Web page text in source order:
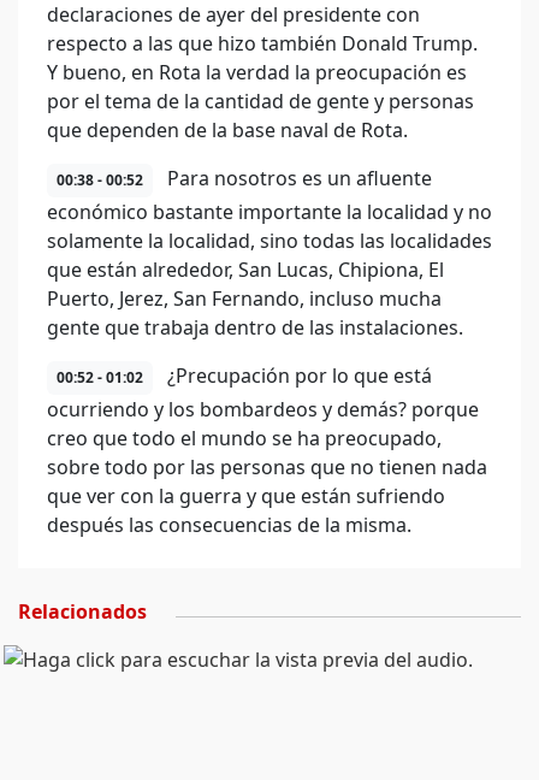
declaraciones de ayer del presidente con
respecto a las que hizo también Donald Trump.
Y bueno, en Rota la verdad la preocupación es
por el tema de la cantidad de gente y personas
que dependen de la base naval de Rota.
00:38 - 00:52
Para nosotros es un afluente
económico bastante importante la localidad y no
solamente la localidad, sino todas las localidades
que están alrededor, San Lucas, Chipiona, El
Puerto, Jerez, San Fernando, incluso mucha
gente que trabaja dentro de las instalaciones.
00:52 - 01:02
¿Precupación por lo que está
ocurriendo y los bombardeos y demás? porque
creo que todo el mundo se ha preocupado,
sobre todo por las personas que no tienen nada
que ver con la guerra y que están sufriendo
después las consecuencias de la misma.
Relacionados